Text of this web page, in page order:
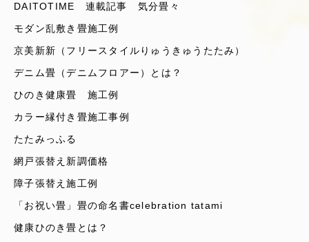
DAITOTIME 連載記事 気分畳々
モダン乱敷き畳施工例
京美新新（フリースタイルりゅうきゅうたたみ）
デニム畳（デニムフロアー）とは？
ひのき健康畳 施工例
カラー縁付き畳施工事例
たたみっふる
網戸張替え新調価格
障子張替え施工例
「お祝い畳」畳の命名書celebration tatami
健康ひのき畳とは？